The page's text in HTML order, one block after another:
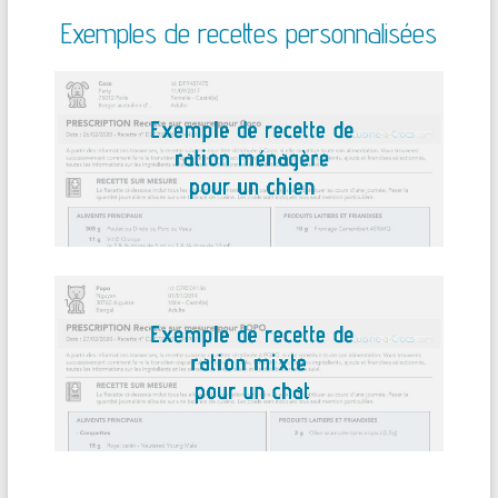
Exemples de recettes personnalisées